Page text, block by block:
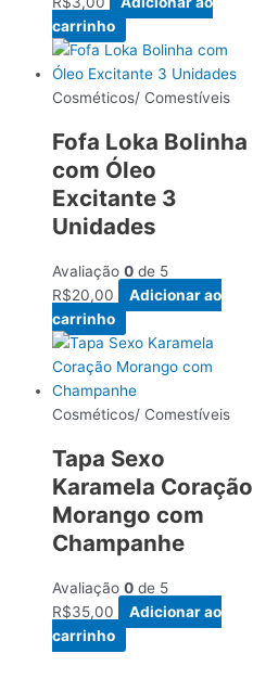
carrinho
Cosméticos/ Comestíveis
Fofa Loka Bolinha
com Óleo
Excitante 3
Unidades
Avaliação 0 de 5
R$20,00
Adicionar ao
carrinho
Cosméticos/ Comestíveis
Tapa Sexo
Karamela Coração
Morango com
Champanhe
Avaliação 0 de 5
R$35,00
Adicionar ao
carrinho